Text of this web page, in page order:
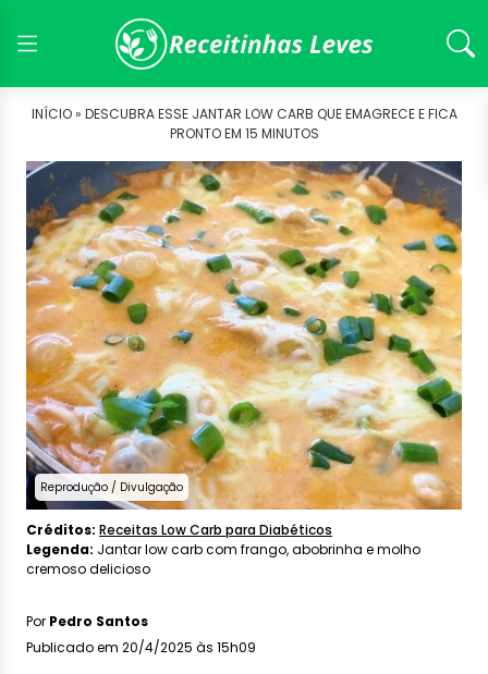
INÍCIO » DESCUBRA ESSE JANTAR LOW CARB QUE EMAGRECE E FICA
PRONTO EM 15 MINUTOS
Reprodução / Divulgação
Créditos: Receitas Low Carb para Diabéticos
Legenda: Jantar low carb com frango, abobrinha e molho
cremoso delicioso
Por Pedro Santos
Publicado em 20/4/2025 às 15h09